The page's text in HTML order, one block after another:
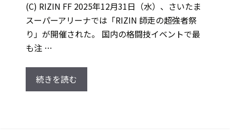
(C) RIZIN FF 2025年12月31日（水）、さいたま
スーパーアリーナでは「RIZIN 師走の超強者祭
り」が開催された。 国内の格闘技イベントで最
も注 …
続きを読む